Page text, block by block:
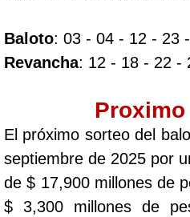
Baloto: 03 - 04 - 12 - 23
Revancha: 12 - 18 - 22 -
El próximo sorteo del
septiembre de 2025 por
de $ 17,900 millones de
$ 3,300 millones de